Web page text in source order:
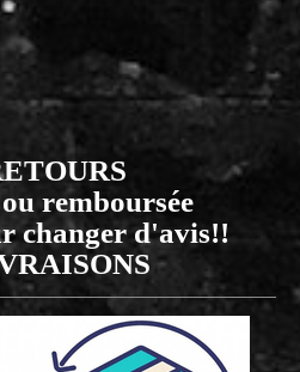
remboursée
changer d'avis!!